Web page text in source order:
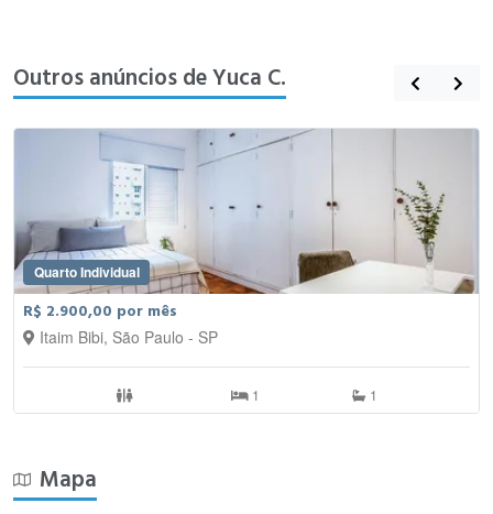
Outros anúncios de Yuca C.
Quarto Individual
R$ 2.900,00 por mês
Itaim Bibi, São Paulo - SP
1 1
Mapa